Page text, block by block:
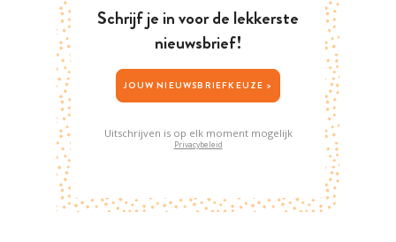
Schrijf je in voor de lekkerste
nieuwsbrief!
JOUW NIEUWSBRIEFKEUZE >
Uitschrijven is op elk moment mogelijk
Privacybeleid